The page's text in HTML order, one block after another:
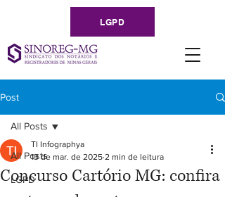
LGPD
Post
All Posts
LGPD
All Posts
Concurso Cartório MG: confira
TI Infographya
13 de mar. de 2025 2 min de leitura